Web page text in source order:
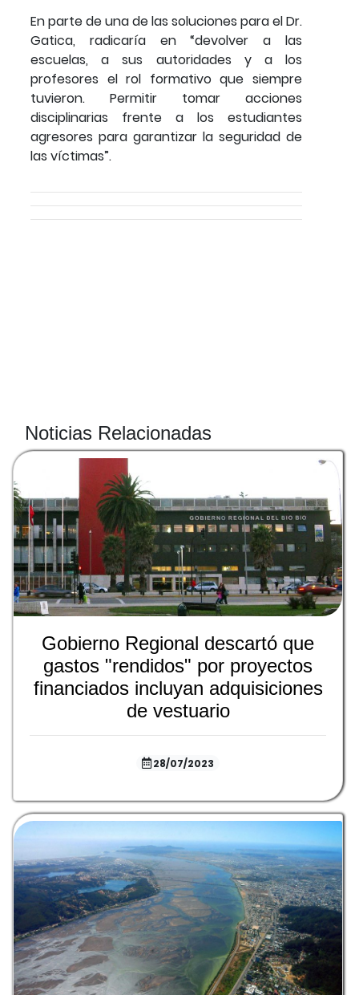
En parte de una de las soluciones para el Dr.
Gatica, radicaría en “devolver a las
escuelas, a sus autoridades y a los
profesores el rol formativo que siempre
tuvieron. Permitir tomar acciones
disciplinarias frente a los estudiantes
agresores para garantizar la seguridad de
las víctimas”.
Noticias Relacionadas
Gobierno Regional descartó que
gastos "rendidos" por proyectos
financiados incluyan adquisiciones
de vestuario
28/07/2023